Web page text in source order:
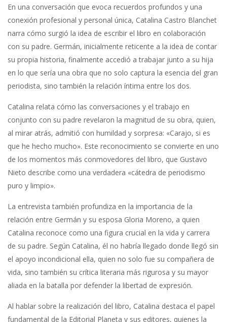
En una conversación que evoca recuerdos profundos y una
conexión profesional y personal única, Catalina Castro Blanchet
narra cómo surgió la idea de escribir el libro en colaboración
con su padre. Germán, inicialmente reticente a la idea de contar
su propia historia, finalmente accedió a trabajar junto a su hija
en lo que sería una obra que no solo captura la esencia del gran
periodista, sino también la relación íntima entre los dos.
Catalina relata cómo las conversaciones y el trabajo en
conjunto con su padre revelaron la magnitud de su obra, quien,
al mirar atrás, admitió con humildad y sorpresa: «Carajo, si es
que he hecho mucho». Este reconocimiento se convierte en uno
de los momentos más conmovedores del libro, que Gustavo
Nieto describe como una verdadera «cátedra de periodismo
puro y limpio».
La entrevista también profundiza en la importancia de la
relación entre Germán y su esposa Gloria Moreno, a quien
Catalina reconoce como una figura crucial en la vida y carrera
de su padre. Según Catalina, él no habría llegado donde llegó sin
el apoyo incondicional ella, quien no solo fue su compañera de
vida, sino también su crítica literaria más rigurosa y su mayor
aliada en la batalla por defender la libertad de expresión.
Al hablar sobre la realización del libro, Catalina destaca el papel
fundamental de la Editorial Planeta y sus editores, quienes la